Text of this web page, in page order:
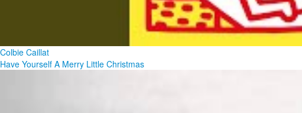
Colbie Caillat
Have Yourself A Merry Little Christmas